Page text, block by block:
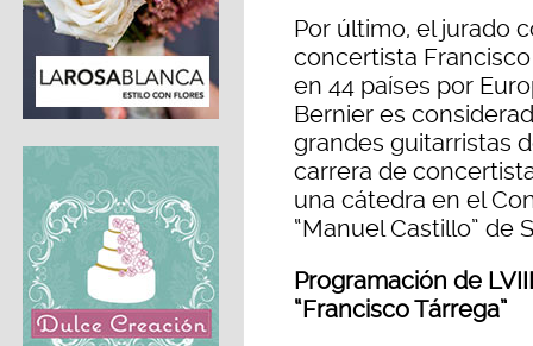
Por último, el jurado
concertista
en 44 países por
Bernier es
grandes guitarristas
carrera de
una cátedra en el
“Manuel Castillo” de
Programación de
“Francisco Tárrega”